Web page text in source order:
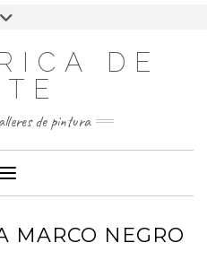
DE
de pintura
Cambiar modo de navegación
MARCO NEGRO